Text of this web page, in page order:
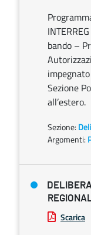
bando –
Sezione
all’estero.
Sezione:
Argomenti:
Scarica